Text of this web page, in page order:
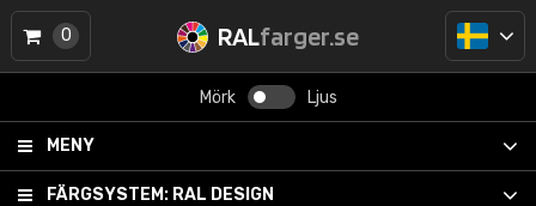
RALfarger.se
Mörk Ljus
MENY
FÄRGSYSTEM: RAL DESIGN
0